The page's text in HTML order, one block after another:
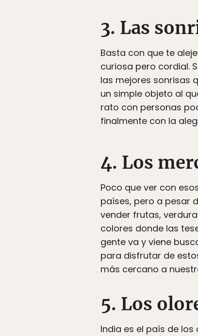
3. Las
Basta con que te
curiosa pero cordial.
las mejores sonrisas
un simple objeto al
rato con personas
finalmente con la
4. Los
Poco que ver con
países, pero a pesar
vender frutas,
colores donde las
gente va y viene
para disfrutar de
más cercano a
5. Los
India es el país de